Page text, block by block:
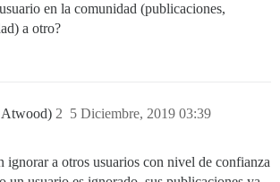
en la comunidad (publicaciones,
a otro?
5 Diciembre, 2019 03:39
2
ignorar a otros usuarios con nivel de confianza